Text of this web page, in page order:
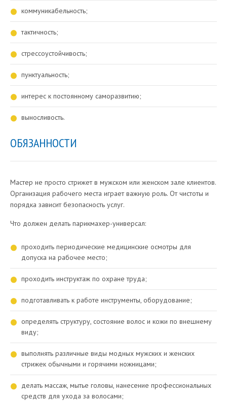
коммуникабельность;
тактичность;
стрессоустойчивость;
пунктуальность;
интерес к постоянному саморазвитию;
выносливость.
ОБЯЗАННОСТИ
Мастер не просто стрижет в мужском или женском зале клиентов.
Организация рабочего места играет важную роль. От чистоты и
порядка зависит безопасность услуг.
Что должен делать парикмахер-универсал:
проходить периодические медицинские осмотры для
допуска на рабочее место;
проходить инструктаж по охране труда;
подготавливать к работе инструменты, оборудование;
определять структуру, состояние волос и кожи по внешнему
виду;
выполнять различные виды модных мужских и женских
стрижек обычными и горячими ножницами;
делать массаж, мытье головы, нанесение профессиональных
средств для ухода за волосами;